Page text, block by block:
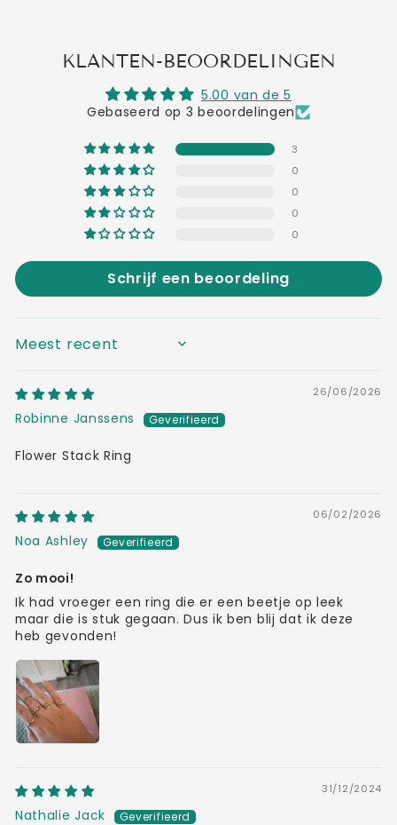
KLANTEN-BEOORDELINGEN
5.00 van de 5
Gebaseerd op 3 beoordelingen
3
0
0
0
0
Schrijf een beoordeling
SORT BY
26/06/2026
Robinne Janssens
Flower Stack Ring
06/02/2026
Noa Ashley
Zo mooi!
Ik had vroeger een ring die er een beetje op leek
maar die is stuk gegaan. Dus ik ben blij dat ik deze
heb gevonden!
31/12/2024
Nathalie Jack